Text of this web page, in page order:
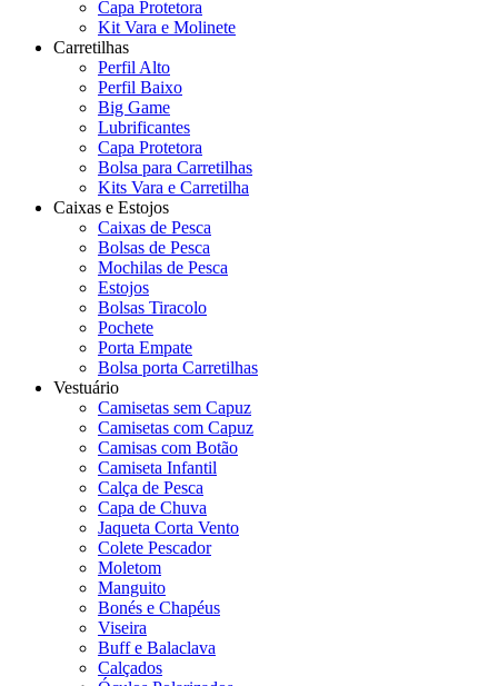
Capa Protetora
Kit Vara e Molinete
Carretilhas
Perfil Alto
Perfil Baixo
Big Game
Lubrificantes
Capa Protetora
Bolsa para Carretilhas
Kits Vara e Carretilha
Caixas e Estojos
Caixas de Pesca
Bolsas de Pesca
Mochilas de Pesca
Estojos
Bolsas Tiracolo
Pochete
Porta Empate
Bolsa porta Carretilhas
Vestuário
Camisetas sem Capuz
Camisetas com Capuz
Camisas com Botão
Camiseta Infantil
Calça de Pesca
Capa de Chuva
Jaqueta Corta Vento
Colete Pescador
Moletom
Manguito
Bonés e Chapéus
Viseira
Buff e Balaclava
Calçados